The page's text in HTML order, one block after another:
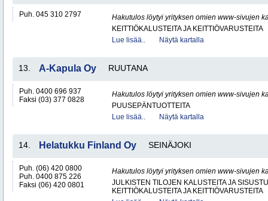
Puh. 045 310 2797
Hakutulos löytyi yrityksen omien www-sivujen
KEITTIÖKALUSTEITA JA KEITTIÖVARUSTEITA
Lue lisää..
Näytä kartalla
13. A-Kapula Oy RUUTANA
Puh. 0400 696 937
Faksi (03) 377 0828
Hakutulos löytyi yrityksen omien www-sivujen
PUUSEPÄNTUOTTEITA
Lue lisää..
Näytä kartalla
14. Helatukku Finland Oy SEINÄJOKI
Puh. (06) 420 0800
Puh. 0400 875 226
Faksi (06) 420 0801
Hakutulos löytyi yrityksen omien www-sivujen
JULKISTEN TILOJEN KALUSTEITA JA
KEITTIÖKALUSTEITA JA KEITTIÖVARUSTEITA